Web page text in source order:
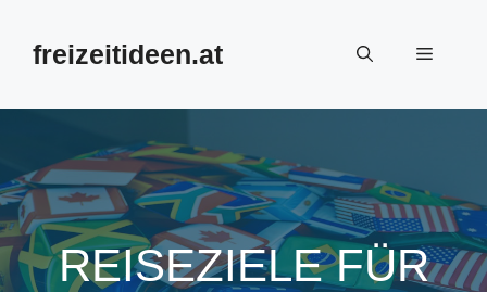
Inhalt
springenfreizeitideen.at Menü
REISEZIELE FÜR